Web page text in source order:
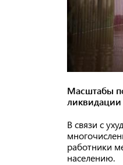
Масштабы
ликвидации
В связи с
работники
населению.